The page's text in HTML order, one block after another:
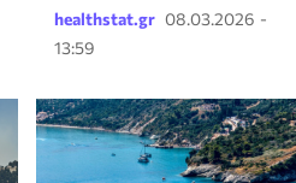
healthstat.gr 08.03.2026 -
13:59